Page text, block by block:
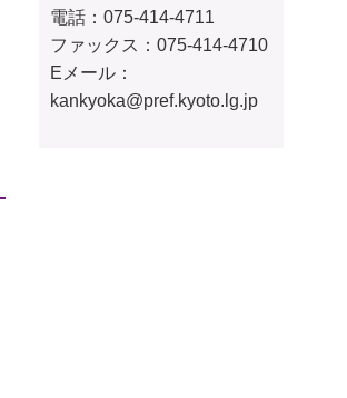
電話： 075-414-4711
ファックス： 075-414-4710
Eメール：
kankyoka@pref.kyoto.lg.jp